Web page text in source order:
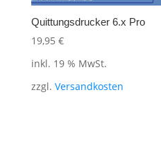
Quittungsdrucker 6.x Pro
19,95 €
inkl. 19 % MwSt.
zzgl. Versandkosten